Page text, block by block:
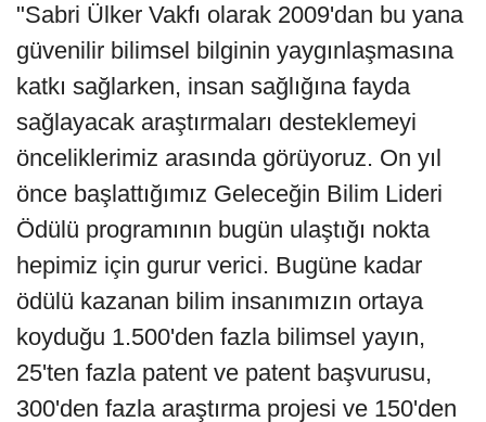
"Sabri Ülker Vakfı olarak 2009'dan bu yana
güvenilir bilimsel bilginin yaygınlaşmasına
katkı sağlarken, insan sağlığına fayda
sağlayacak araştırmaları desteklemeyi
önceliklerimiz arasında görüyoruz. On yıl
önce başlattığımız Geleceğin Bilim Lideri
Ödülü programının bugün ulaştığı nokta
hepimiz için gurur verici. Bugüne kadar
ödülü kazanan bilim insanımızın ortaya
koyduğu 1.500'den fazla bilimsel yayın,
25'ten fazla patent ve patent başvurusu,
300'den fazla araştırma projesi ve 150'den